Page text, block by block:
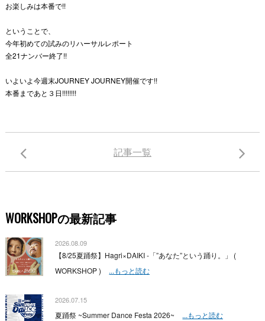
お楽しみは本番で!!
ということで、
今年初めての試みのリハーサルレポート
全21ナンバー終了!!
いよいよ今週末JOURNEY JOURNEY開催です!!
本番まであと３日!!!!!!!!
記事一覧
WORKSHOPの最新記事
2026.08.09
【8/25夏踊祭】Hagri×DAIKI -「”あなた”という踊り。」 (
WORKSHOP )
...もっと読む
2026.07.15
夏踊祭 ~Summer Dance Festa 2026~ ...もっと読む